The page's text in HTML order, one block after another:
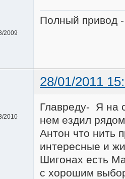
2009
Полный привод
28/01/2011
2010
Главреду- Я на
нем ездил
Антон что нить
интересные и
Шигонах есть
с хорошим